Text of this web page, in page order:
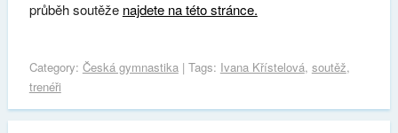
průběh soutěže najdete na této stránce.
Category: Česká gymnastika| Tags: Ivana Křístelová, soutěž,
trenéři